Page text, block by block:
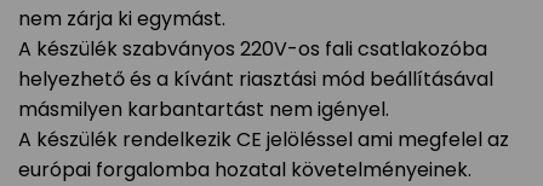
nem zárja ki egymást.
A készülék szabványos 220V-os fali csatlakozóba
helyezhető és a kívánt riasztási mód beállításával
másmilyen karbantartást nem igényel.
A készülék rendelkezik CE jelöléssel ami megfelel az
európai forgalomba hozatal követelményeinek.